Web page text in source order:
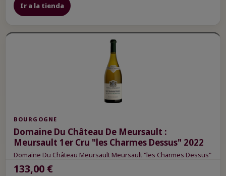
Ir a la tienda
BOURGOGNE
Domaine Du Château De Meursault :
Meursault 1er Cru "les Charmes Dessus" 2022
Domaine Du Château Meursault Meursault "les Charmes Dessus"
133,00 €